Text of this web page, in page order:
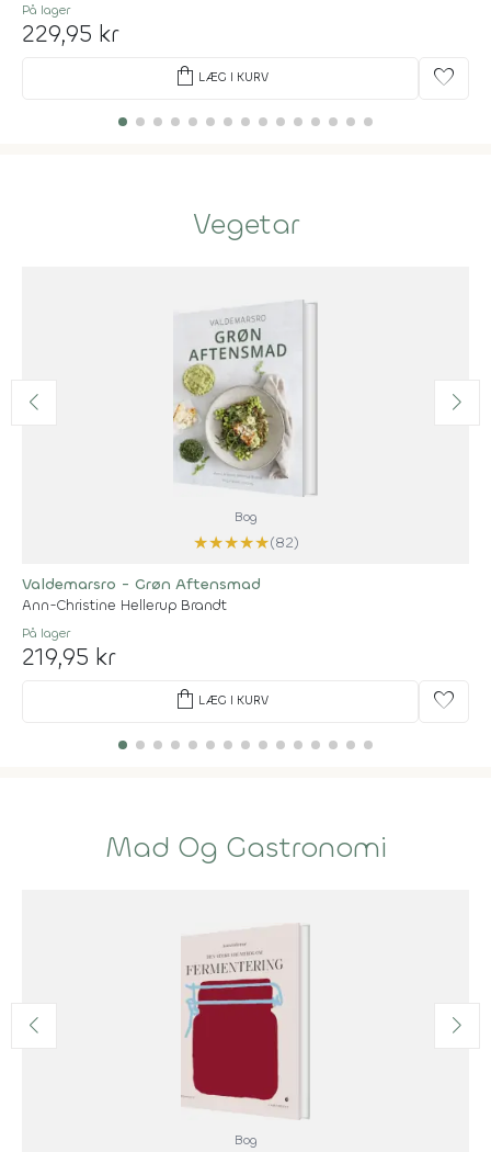
På lager
229,95 kr
shopping_bag LÆG I KURV favorite
Vegetar
Bog
★★★★★(82)
Valdemarsro - Grøn Aftensmad
Ann-Christine Hellerup Brandt
På lager
219,95 kr
shopping_bag LÆG I KURV favorite
Mad Og Gastronomi
Bog